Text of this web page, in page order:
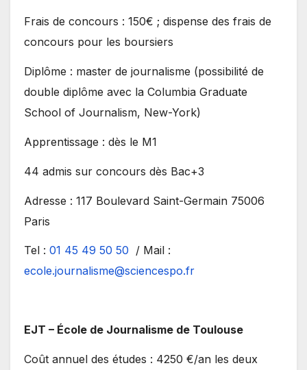
Frais de concours : 150€ ; dispense des frais de
concours pour les boursiers
Diplôme : master de journalisme (possibilité de
double diplôme avec la Columbia Graduate
School of Journalism, New-York)
Apprentissage : dès le M1
44 admis sur concours dès Bac+3
Adresse : 117 Boulevard Saint-Germain 75006
Paris
Tel : 01 45 49 50 50 / Mail :
ecole.journalisme@sciencespo.fr
EJT – École de Journalisme de Toulouse
Coût annuel des études : 4250 €/an les deux